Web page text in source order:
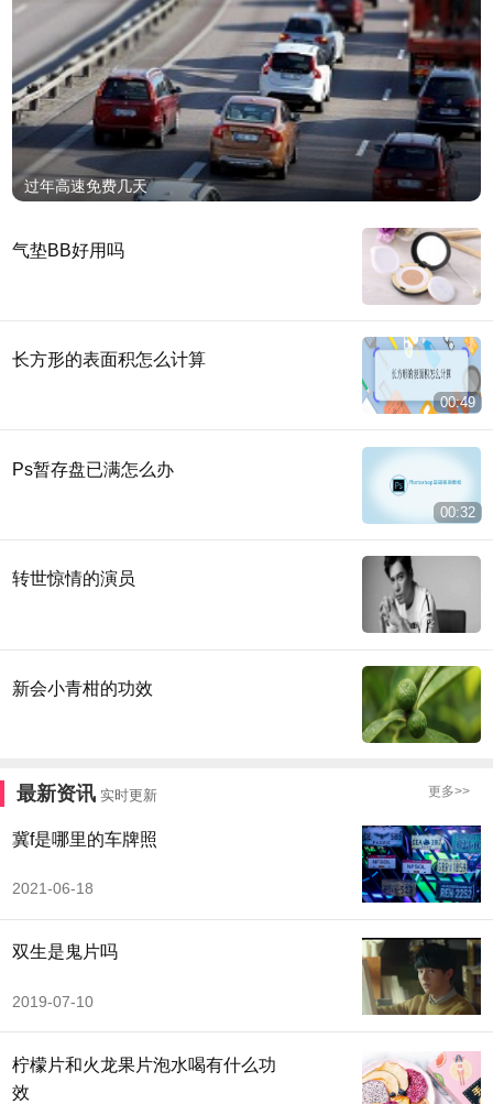
过年高速免费几天
气垫BB好用吗
长方形的表面积怎么计算
00:49
Ps暂存盘已满怎么办
00:32
转世惊情的演员
新会小青柑的功效
最新资讯 实时更新 更多>>
冀f是哪里的车牌照
2021-06-18
双生是鬼片吗
2019-07-10
柠檬片和火龙果片泡水喝有什么功
效